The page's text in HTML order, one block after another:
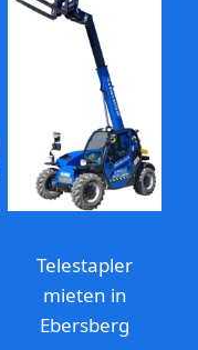
Telestapler
mieten in
Ebersberg